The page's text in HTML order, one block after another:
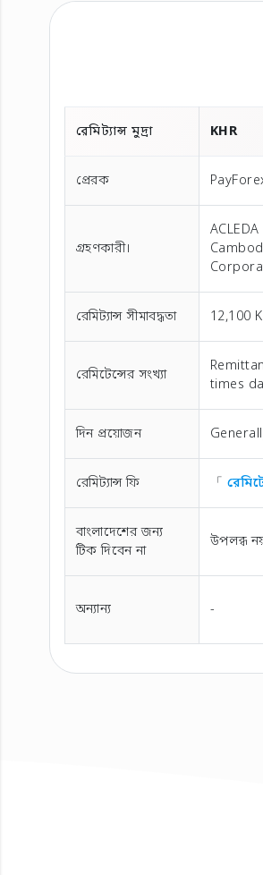
রেমিট্যান্স মুদ্রা KHR
প্রেরক
গ্রহণকারী।
রেমিট্যান্স সীমাবদ্ধতা 12,100
রেমিটেন্সের সংখ্যা
times
দিন প্রয়োজন
রেমিট্যান্স ফি 「
বাংলাদেশের জন্য
টিক দিবেন না
উপলব্ধ
অন্যান্য -